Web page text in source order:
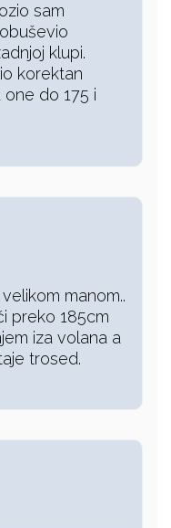
sam
klupi.
korektan
do 175 i
manom..
preko 185cm
iza volana a
trosed.